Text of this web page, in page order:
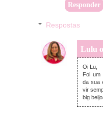
Responder
Respostas
Lulu
Oi Lu,
Foi um
da sua
vir
big